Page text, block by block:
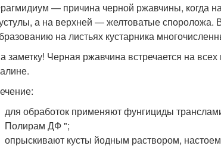
— причина черной ржавчины, когда
а на верхней — желтоватые спороложа.
на листьях кустарника
заметку! Черная ржавчина встречается на
для обработок применяют фунгициды
Полирам ДФ ";
опрыскивают кусты йодным раствором,